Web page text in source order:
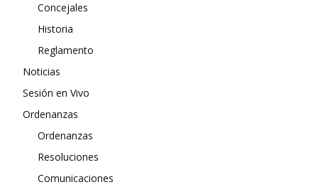
Concejales
Historia
Reglamento
Noticias
Sesión en Vivo
Ordenanzas
Ordenanzas
Resoluciones
Comunicaciones